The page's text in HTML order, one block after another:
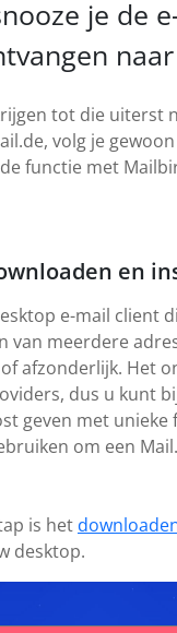
je de
tot die uiterst
volg je
functie met
en
e-mail client
van meerdere
afzonderlijk. Het
dus u kunt
geven met unieke
om een
is het
desktop.